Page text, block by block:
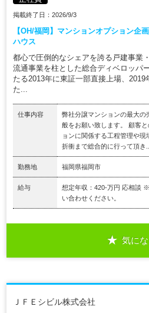
掲載終了日：2026/9/3
【OH/福岡】マンションオプション企
ハウス
都心で圧倒的なシェアを誇る戸建事業
流通事業を柱とした総合ディベロッパ
たる2013年に東証一部直接上場、2019
た...
仕事内容
弊社分譲マンションの最大の
般をお願い致します。 顧客
ョンに関係する工程管理や
折衝まで総合的に行って頂き...
勤務地 福岡県福岡市
給与
想定年収：420-万円 応相談
い合わせください。
気に
ＪＦＥシビル株式会社